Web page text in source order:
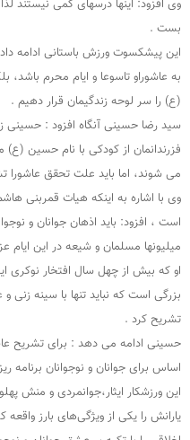
وی افزود: اینها درسهای کمی نیستند
بست .
این پیشکسوت ورزش باستانی ادامه
به عاشوراو تاسوعا و ایام محرم باشد،
(ع) را سر لوحه زندگیمان قرار دهیم .
سید رضا حسینی آنگاه افزود :
فزرندانمان از کودکی با نام حسین
می شوند، اما باید علت تحقق عاشورا
وی با اشاره به اینکه هیات قمربنی
است ، افزود: باید اذهان جوانان و
میلیونها مسلمان و شیعه در این ایام
او که بیش از چهل سال افتخار نوکری
بزرگی است که نباید تنها با سینه زنی
تشریح کرد .
حسینی ادامه می دهد : برای تشریح
اساس برای جوانان و نوجوانان برنامه
این ورزشکار ایثار،جوانمردی و منش
یارانش را یکی از ویژگی‌های بارز